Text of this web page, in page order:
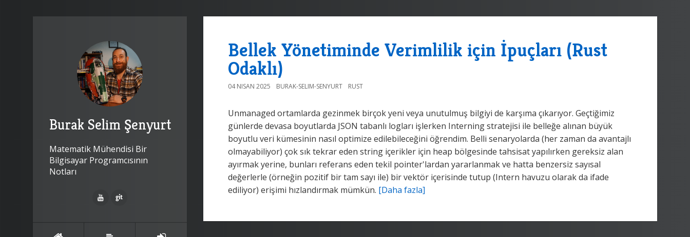
Burak Selim Şenyurt
Matematik Mühendisi Bir
Bilgisayar Programcısının
Notları
Bellek Yönetiminde Verimlilik için İpuçları (Rust
Odaklı)
04 NISAN 2025 BURAK-SELIM-SENYURT RUST
Unmanaged ortamlarda gezinmek birçok yeni veya unutulmuş bilgiyi de karşıma çıkarıyor. Geçtiğimiz
günlerde devasa boyutlarda JSON tabanlı logları işlerken Interning stratejisi ile belleğe alınan büyük
boyutlu veri kümesinin nasıl optimize edilebileceğini öğrendim. Belli senaryolarda (her zaman da avantajlı
olmayabiliyor) çok sık tekrar eden string içerikler için heap bölgesinde tahsisat yapılırken gereksiz alan
ayırmak yerine, bunları referans eden tekil pointer'lardan yararlanmak ve hatta benzersiz sayısal
değerlerle (örneğin pozitif bir tam sayı ile) bir vektör içerisinde tutup (Intern havuzu olarak da ifade
ediliyor) erişimi hızlandırmak mümkün. [Daha fazla]